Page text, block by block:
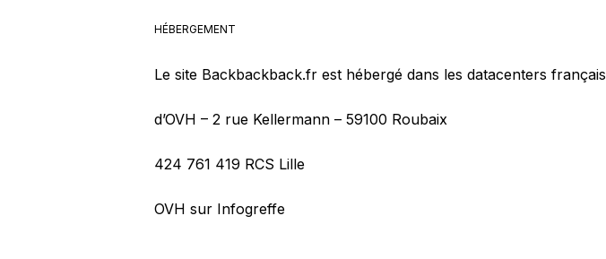
HÉBERGEMENT
Le site Backbackback.fr est hébergé dans les datacenters français
d’OVH – 2 rue Kellermann – 59100 Roubaix
424 761 419 RCS Lille
OVH sur Infogreffe